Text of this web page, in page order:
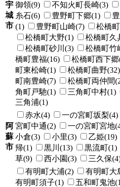
宇
城
市
御領(9)
不知火町長崎(3)
糸石(6)
豊野町下郷(1)
(1)
豊野町山崎(7) 松橋
松橋町大野(1)
松橋町久
松橋町砂川(3)
松橋町竹
橋町豊福(16)
松橋町西下郷
町東松崎(1)
松橋町曲野(32)
町南豊崎(7)
松橋町両仲間
角町戸馳(1)
三角町中村(1)
三角浦(1)
阿
蘇
市
赤水(4) 一の宮町坂梨(4)
宮町中通(2)
一の宮町宮地
小倉(3)
小里(3) 乙姫(19)
帰(1)
黒川(13) 黒流町(1)
草(9)
西小園(3) 三久保
有明町大浦(2) 有明町大
有明町須子(1)
五和町鬼池